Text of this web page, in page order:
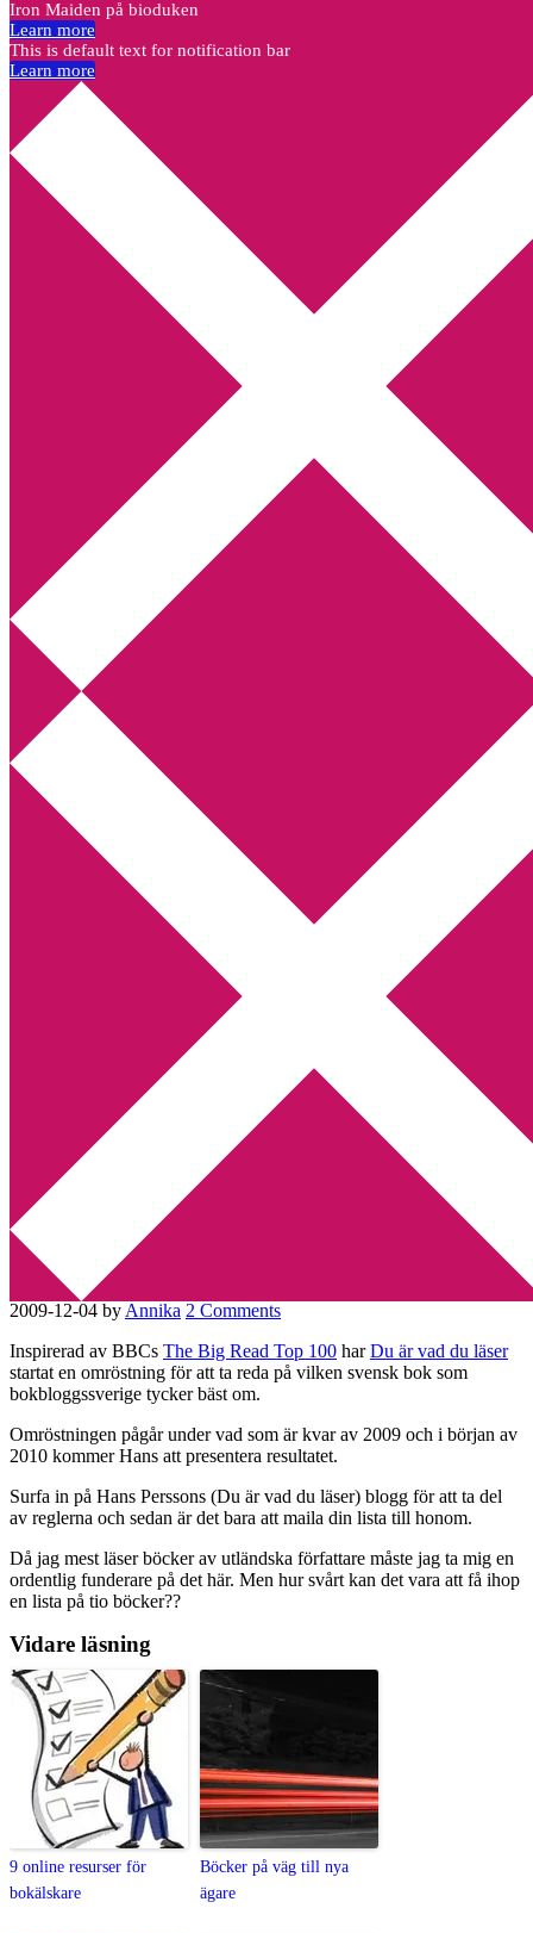
Annikas litteratur- och kulturblogg
Deckare, kriminalromaner, thrillers
Hem
Boktolva
Författarfemman
Kontakt
Webbshop Amazon
Utskriftscentralen
Min tv-blogg
You are here:Home
Vilken är den mest älskade svenska
Vilken är den mest älskade
svenska boken?
2009-12-04 by Annika 2 Comments
Inspirerad av BBCs The Big Read Top 100 harDu är vad du läser
startat en omröstning för att ta reda på vilken svensk bok som
bokbloggssverige tycker bäst om.
Omröstningen pågår under vad som är kvar av 2009 och i början av
2010 kommer Hans att presentera resultatet.
Surfa in på Hans Perssons (Du är vad du läser) blogg för att ta del
av reglerna och sedan är det bara att maila din lista till honom.
Då jag mest läser böcker av utländska författare måste jag ta mig en
ordentlig funderare på det här. Men hur svårt kan det vara att få ihop
en lista på tio böcker??
Vidare läsning
9 online resurser för
bokälskare
Böcker på väg till nya
ägare
Iron Maiden på bioduken
Learn more
This is default text for notification bar
Learn more